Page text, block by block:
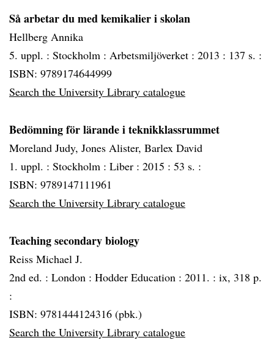
Så arbetar du med kemikalier i skolan
Hellberg Annika
5. uppl. : Stockholm : Arbetsmiljöverket : 2013 : 137 s. :
ISBN: 9789174644999
Search the University Library catalogue
Bedömning för lärande i teknikklassrummet
Moreland Judy, Jones Alister, Barlex David
1. uppl. : Stockholm : Liber : 2015 : 53 s. :
ISBN: 9789147111961
Search the University Library catalogue
Teaching secondary biology
Reiss Michael J.
2nd ed. : London : Hodder Education : 2011. : ix, 318 p.
:
ISBN: 9781444124316 (pbk.)
Search the University Library catalogue